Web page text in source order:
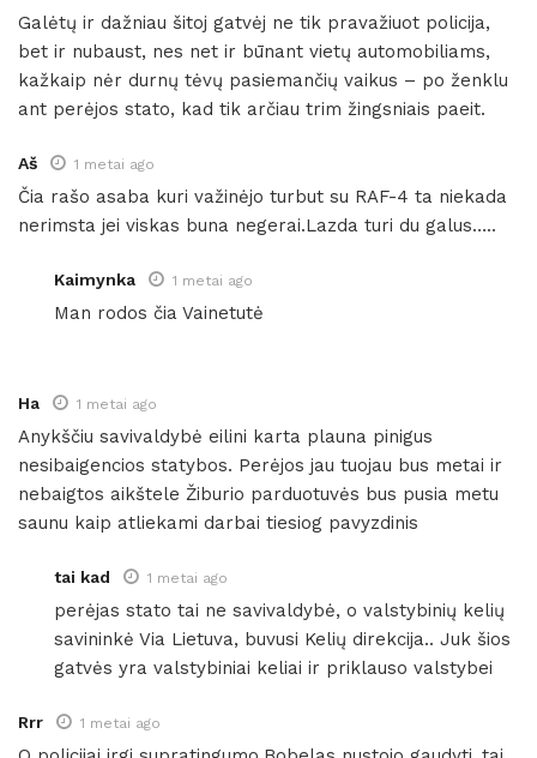
Galėtų ir dažniau šitoj gatvėj ne tik pravažiuot policija,
bet ir nubaust, nes net ir būnant vietų automobiliams,
kažkaip nėr durnų tėvų pasiemančių vaikus – po ženklu
ant perėjos stato, kad tik arčiau trim žingsniais paeit.
Aš 1 metai ago
Čia rašo asaba kuri važinėjo turbut su RAF-4 ta niekada
nerimsta jei viskas buna negerai.Lazda turi du galus…..
Kaimynka 1 metai ago
Man rodos čia Vainetutė
Ha 1 metai ago
Anykščiu savivaldybė eilini karta plauna pinigus
nesibaigencios statybos. Perėjos jau tuojau bus metai ir
nebaigtos aikštele Žiburio parduotuvės bus pusia metu
saunu kaip atliekami darbai tiesiog pavyzdinis
tai kad 1 metai ago
perėjas stato tai ne savivaldybė, o valstybinių kelių
savininkė Via Lietuva, buvusi Kelių direkcija.. Juk šios
gatvės yra valstybiniai keliai ir priklauso valstybei
Rrr 1 metai ago